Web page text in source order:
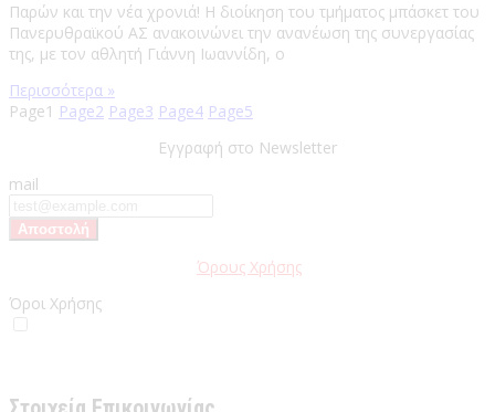
Παρών και την νέα χρονιά! Η διοίκηση του τμήματος μπάσκετ του
Πανερυθραϊκού ΑΣ ανακοινώνει την ανανέωση της συνεργασίας
της, με τον αθλητή Γιάννη Ιωαννίδη, ο
Περισσότερα »
Page1 Page2 Page3 Page4 Page5
Εγγραφή στο Newsletter
mail
Όρους Χρήσης
Όροι Χρήσης